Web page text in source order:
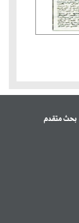
بحث متقدم